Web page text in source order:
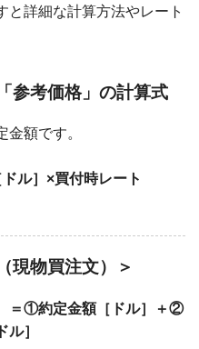
と詳細な計算方法やレート
参考価格」の計算式
額です。
ル］×買付時レート
現物買注文）＞
＝①約定金額［ドル］＋②
］